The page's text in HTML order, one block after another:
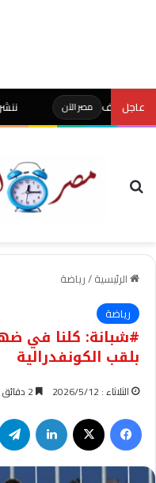
عاجل
مصر الآن ننشر
بحث عن
الرئيسية/رياضة
رياضة
#شبانة: كلنا في
بلقب الكونفدرالية
الثلاثاء : 2026/5/12
فيسبوك
لينكدإن